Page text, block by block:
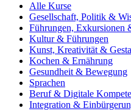
Alle Kurse
Gesellschaft, Politik &
Führungen, Exkursionen
Kultur & Führungen
Kunst, Kreativität &
Kochen & Ernährung
Gesundheit & Bewegung
Sprachen
Beruf & Digitale
Integration &